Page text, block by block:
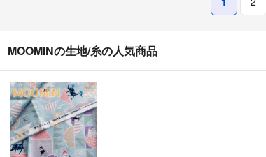
MOOMINの生地/糸の人気商品